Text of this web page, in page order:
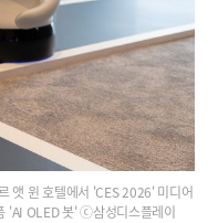
앳 윈 호텔에서 'CES 2026' 미디어
'AI OLED 봇' ⓒ삼성디스플레이